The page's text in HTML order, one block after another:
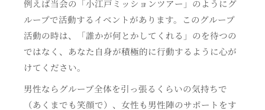
例えば当会の「小江戸ミッションツアー」のようにグ
ループで活動するイベントがあります。このグループ
活動の時は、「誰かが何とかしてくれる」のを待つの
ではなく、あなた自身が積極的に行動するように心が
けてください。
男性ならグループ全体を引っ張るくらいの気持ちで
（あくまでも笑顔で）、女性も男性陣のサポートをす